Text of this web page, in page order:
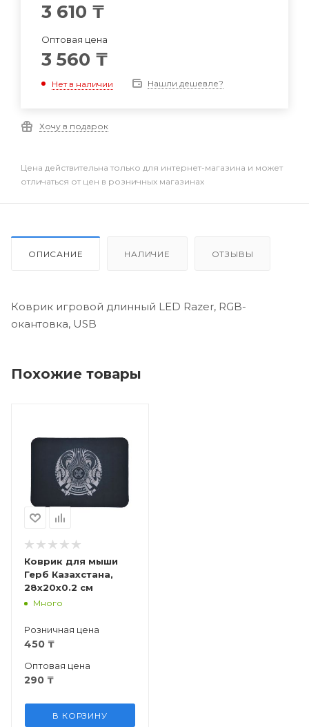
3 610 ₸
Оптовая цена
3 560 ₸
Нет в наличии Нашли дешевле?
Хочу в подарок
Цена действительна только для интернет-магазина и может
отличаться от цен в розничных магазинах
ОПИСАНИЕ НАЛИЧИЕ ОТЗЫВЫ
Коврик игровой длинный LED Razer, RGB-
окантовка, USB
Похожие товары
Коврик для мыши
Герб Казахстана,
28x20x0.2 см
Много
Розничная цена
450 ₸
Оптовая цена
290 ₸
В КОРЗИНУ